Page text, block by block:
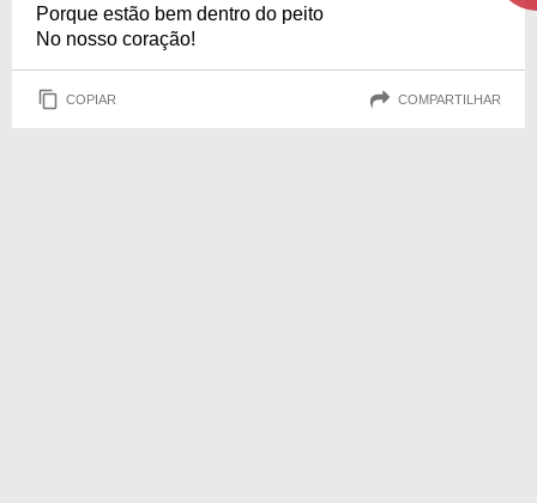
Porque estão bem dentro do peito
No nosso coração!
COPIAR COMPARTILHAR